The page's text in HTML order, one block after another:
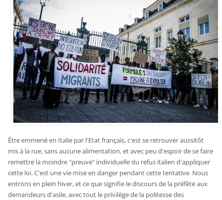
Être emmené en Italie par l'Etat français, c'est se retrouver aussitôt
mis à la rue, sans aucune alimentation, et avec peu d'espoir de se faire
remettre la moindre "preuve" individuelle du refus italien d'appliquer
cette loi. C'est une vie mise en danger pendant cette tentative. Nous
entrons en plein hiver, et ce que signifie le discours de la préfète aux
demandeurs d'asile, avec tout le privilège de la politesse des